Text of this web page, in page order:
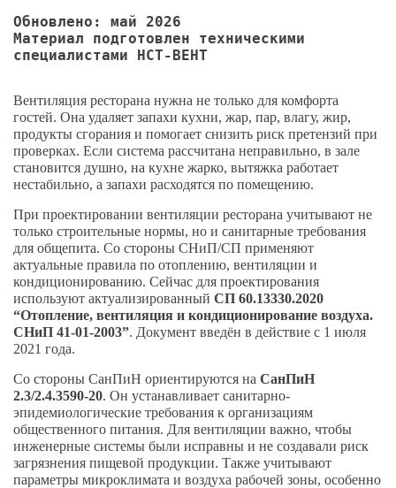
Обновлено: май 2026
Материал подготовлен техническими
специалистами НСТ-ВЕНТ
Вентиляция ресторана нужна не только для комфорта
гостей. Она удаляет запахи кухни, жар, пар, влагу, жир,
продукты сгорания и помогает снизить риск претензий при
проверках. Если система рассчитана неправильно, в зале
становится душно, на кухне жарко, вытяжка работает
нестабильно, а запахи расходятся по помещению.
При проектировании вентиляции ресторана учитывают не
только строительные нормы, но и санитарные требования
для общепита. Со стороны СНиП/СП применяют
актуальные правила по отоплению, вентиляции и
кондиционированию. Сейчас для проектирования
используют актуализированный СП 60.13330.2020
“Отопление, вентиляция и кондиционирование воздуха.
СНиП 41-01-2003”. Документ введён в действие с 1 июля
2021 года.
Со стороны СанПиН ориентируются на СанПиН
2.3/2.4.3590-20. Он устанавливает санитарно-
эпидемиологические требования к организациям
общественного питания. Для вентиляции важно, чтобы
инженерные системы были исправны и не создавали риск
загрязнения пищевой продукции. Также учитывают
параметры микроклимата и воздуха рабочей зоны, особенно